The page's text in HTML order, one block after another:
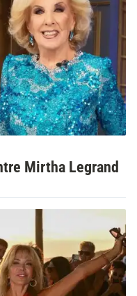
Mirtha Legrand